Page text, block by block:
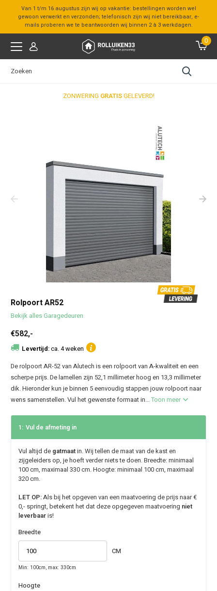
Van 1 t/m 16 augustus zijn wij op vakantie: bestellingen worden wel
gewoon verwerkt en verzonden; telefonisch zijn wij niet bereikbaar, e-
mails proberen we te beantwoorden wij binnen 2 à 3 werkdagen.
0
ZONWERING GRATISGELEVERD!
Rolpoort AR52
Bekijk alles Garagedeuren
€582,-
Levertijd:ca. 4 weken
De rolpoort AR-52 van Alutech is een rolpoort van A-kwaliteit en een
scherpe prijs. De lamellen zijn 52,1 millimeter hoog en 13,3 millimeter
dik. Hieronder kun je binnen 5 eenvoudig stappen jouw rolpoort naar
wens samenstellen. Vul het gewenste formaat in...Toon meer
1: Vul de afmeting in
Vul altijd de gatmaatin. Wij tellen de maat van de kast en
zijgeleiders op, je hoeft verder niets te doen. Breedte: minimaal
100 cm, maximaal 330 cm. Hoogte: minimaal 100 cm, maximaal
320 cm.
LET OP:Als bij het opgeven van een maatvoering de prijs naar €
0,- springt, betekent het dat deze opgegeven maatvoering niet
leverbaaris!
Breedte
CM
Min: 100cm, max: 330cm
Hoogte